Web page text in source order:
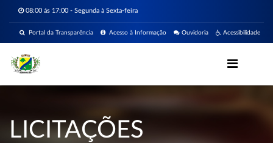
08:00 ás 17:00 - Segunda à Sexta-feira
Acessibilidade
Ouvidoria
Acesso à Informação
Portal da Transparência
LICITAÇÕES